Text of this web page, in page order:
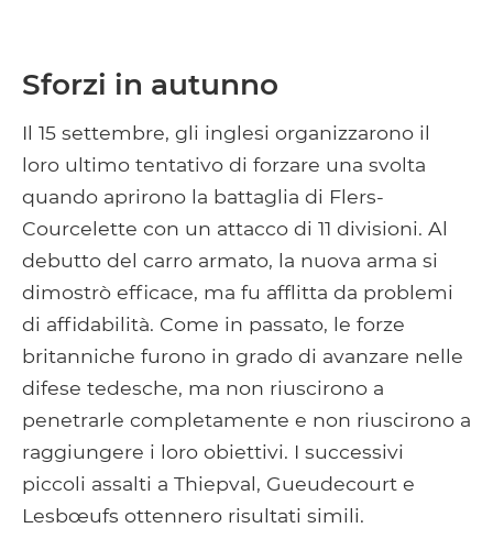
Sforzi in autunno
Il 15 settembre, gli inglesi organizzarono il
loro ultimo tentativo di forzare una svolta
quando aprirono la battaglia di Flers-
Courcelette con un attacco di 11 divisioni. Al
debutto del carro armato, la nuova arma si
dimostrò efficace, ma fu afflitta da problemi
di affidabilità. Come in passato, le forze
britanniche furono in grado di avanzare nelle
difese tedesche, ma non riuscirono a
penetrarle completamente e non riuscirono a
raggiungere i loro obiettivi. I successivi
piccoli assalti a Thiepval, Gueudecourt e
Lesbœufs ottennero risultati simili.